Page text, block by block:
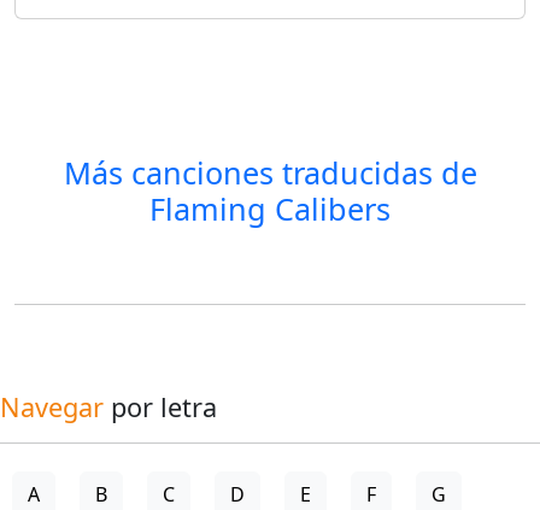
Más canciones traducidas de
Flaming Calibers
Navegar por letra
A B C D E F G